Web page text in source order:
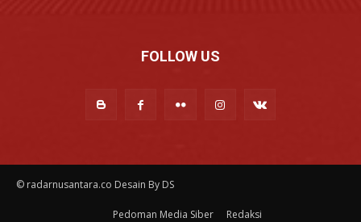
FOLLOW US
© radarnusantara.co Desain By DS
Pedoman Media Siber Redaksi